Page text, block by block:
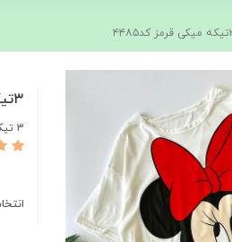
۳تیکه میکی قرمز کد۴۴۸۵
3 تیکه🥰